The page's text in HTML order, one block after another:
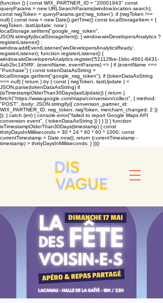
(function () { const WIX_PARTNER_ID = "20001943" const
queryParams = new URLSearchParams(window.location.search);
const rwgToken = queryParams.get('rwg_token'); if (rwgToken !==
null) { const now = new Date().getTime() const localStorageItem = {
rwgToken, lastUpdate: now }
localStorage.setItem("google_rwg_token",
JSON.stringify(localStorageItem)); } window.wixDevelopersAnalytics ?
registerListener() :
window.addEventListener('wixDevelopersAnalyticsReady',
registerListener); function registerListener() {
window.wixDevelopersAnalytics.register('52112fbe-1bbc-4661-8431-
4ab2bc145ff9', (eventName, eventParams) => { if (eventName ===
"Purchase") { const tokenDataAsString =
localStorage.getItem("google_rwg_token"); if (tokenDataAsString
=== null) { return } try { const { rwgToken, lastUpdate } =
JSON.parse(tokenDataAsString) if
(isTimestampOlderThan30Days(lastUpdate)) { return }
fetch("https://www.google.com/maps/conversion/collect", { method:
"POST", body: JSON.stringify({ conversion_partner_id:
WIX_PARTNER_ID, rwg_token: rwgToken, merchant_changed: 2 })
}); } catch (err) { console.error("failed to report Google Maps API
conversion event", { tokenDataAsString }) } } }) } function
isTimestampOlderThan30Days(timestamp) { const
thirtyDaysInMilliseconds = 30 * 24 * 60 * 60 * 1000; const
currentTimestamp = Date.now(); return (currentTimestamp -
timestamp) > thirtyDaysInMilliseconds; } })()